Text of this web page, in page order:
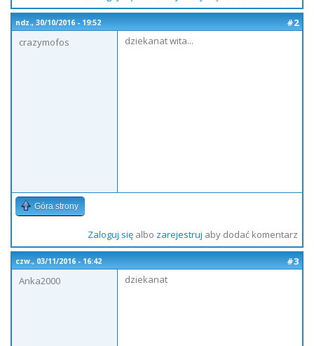
ndz., 30/10/2016 - 19:52
#2
crazymofos
dziekanat wita...
Góra strony
Zaloguj sięalbo zarejestruj aby dodać komentarz
czw., 03/11/2016 - 16:42
#3
Anka2000
dziekanat